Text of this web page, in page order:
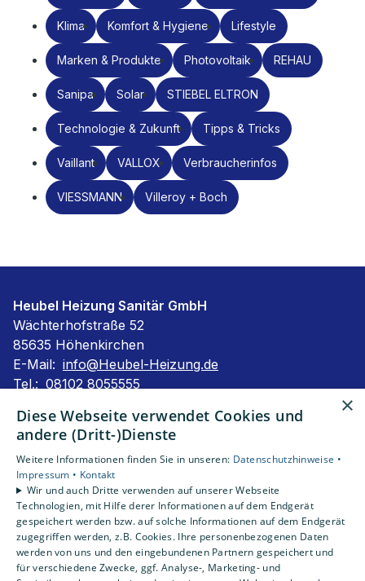
Klima Komfort & Hygiene Lifestyle
Marken & Produkte Photovoltaik REHAU
Sanipa Solar STIEBEL ELTRON
Technologie & Zukunft Tipps & Tricks
Vaillant VALLOX Verbraucherinfos
VIESSMANN Villeroy + Boch
Heubel Heizung Sanitär GmbH
Wächterhofstraße 52
85635 Höhenkirchen
E-Mail: info@Heubel-Heizung.de
Tel.: 08102 8055555
Impressum
Barrierefreiheitserklärung
AGB
Unsere Bereiche
Privatkunden
Karriere
Unternehmen
×
Diese Webseite verwendet Cookies und
andere (Dritt-)Dienste
Weitere Informationen finden Sie in unseren: Datenschutzhinweise •
Impressum • Kontakt
Wir und auch Dritte verwenden auf unserer Webseite
Technologien, mit Hilfe derer Informationen auf dem Endgerät
gespeichert werden bzw. auf solche Informationen auf dem Endgerät
zugegriffen werden, z.B. Cookies. Ihre personenbezogenen Daten
werden von uns und den eingebundenen Partnern gespeichert und
für verschiedene Zwecke, ggf. Analyse-, Marketing- und